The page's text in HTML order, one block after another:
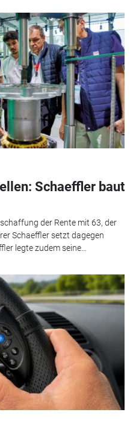
Schaeffler baut
der Rente mit 63, der
Schaeffler setzt dagegen
legte zudem seine...